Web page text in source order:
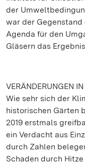
der
war der
Agenda für den
Gläsern das
VERÄNDERUNGEN
Wie sehr sich der
historischen Gärten
2019 erstmals
ein Verdacht aus
durch Zahlen
Schaden durch